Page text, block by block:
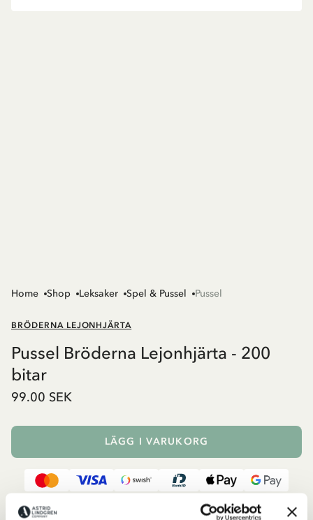
Home Shop Leksaker Spel & Pussel Pussel
BRÖDERNA LEJONHJÄRTA
Pussel Bröderna Lejonhjärta - 200
bitar
99.00 SEK
LÄGG I VARUKORG